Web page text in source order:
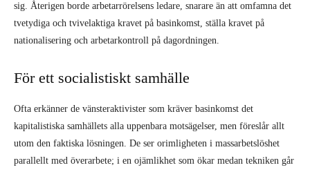
sig. Återigen borde arbetarrörelsens ledare, snarare än att omfamna det
tvetydiga och tvivelaktiga kravet på basinkomst, ställa kravet på
nationalisering och arbetarkontroll på dagordningen.
För ett socialistiskt samhälle
Ofta erkänner de vänsteraktivister som kräver basinkomst det
kapitalistiska samhällets alla uppenbara motsägelser, men föreslår allt
utom den faktiska lösningen. De ser orimligheten i massarbetslöshet
parallellt med överarbete; i en ojämlikhet som ökar medan tekniken går